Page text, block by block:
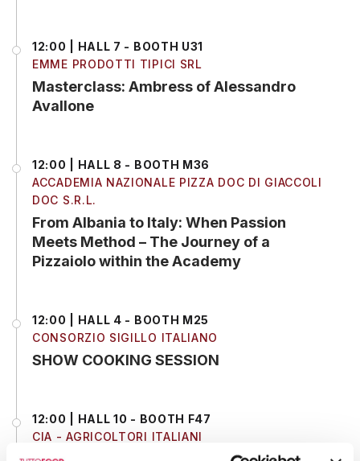
12:00 | HALL 7 - BOOTH U31
EMME PRODOTTI TIPICI SRL
Masterclass: Ambress of Alessandro
Avallone
12:00 | HALL 8 - BOOTH M36
ACCADEMIA NAZIONALE PIZZA DOC DI GIACCOLI
DOC S.R.L.
From Albania to Italy: When Passion
Meets Method – The Journey of a
Pizzaiolo within the Academy
12:00 | HALL 4 - BOOTH M25
CONSORZIO SIGILLO ITALIANO
SHOW COOKING SESSION
12:00 | HALL 10 - BOOTH F47
CIA - AGRICOLTORI ITALIANI